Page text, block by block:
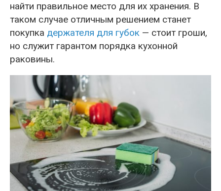
найти правильное место для их хранения. В
таком случае отличным решением станет
покупка держателя для губок — стоит гроши,
но служит гарантом порядка кухонной
раковины.